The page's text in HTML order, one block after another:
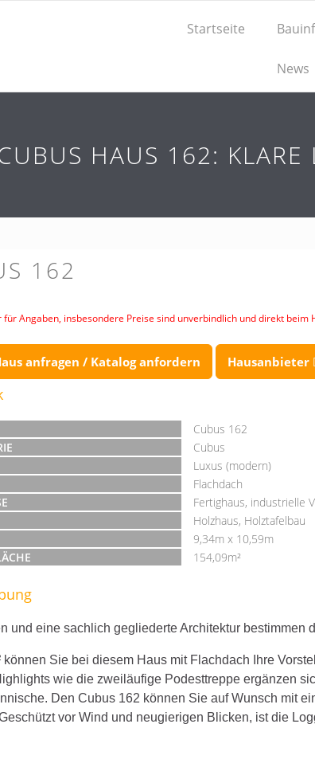
Startseite
News
HAUS 162:
162
für Angaben, insbesondere Preise sind unverbindlich und direkt
anfragen / Katalog anfordern Hausanbieter
Cubus 162
Cubus
Luxus (modern)
Flachdach
Fertighaus, industrielle
Holzhaus, Holztafelbau
9,34m x 10,59m
154,09m²
und eine sachlich gegliederte Architektur bestimmen
können Sie bei diesem Haus mit Flachdach Ihre
wie die zweiläufige Podesttreppe ergänzen
Den Cubus 162 können Sie auf Wunsch mit
vor Wind und neugierigen Blicken, ist die